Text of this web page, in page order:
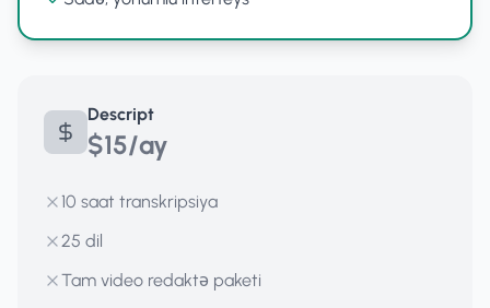
Descript
$15/ay
10 saat transkripsiya
25 dil
Tam video redaktə paketi